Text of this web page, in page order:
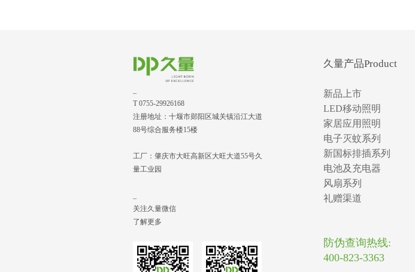
T 0755-29926168
注册地址：十堰市郧阳区城关镇沿江大道
88号综合服务楼15楼
工厂：肇庆市大旺高新区大旺大道55号久
量工业园
关注久量微信
了解更多
久量产品Product
新品上市
LED移动照明
家居应用照明
电子灭蚊系列
新国标排插系列
电池及充电器
风扇系列
礼赠渠道
防伪查询热线:
400-823-3363